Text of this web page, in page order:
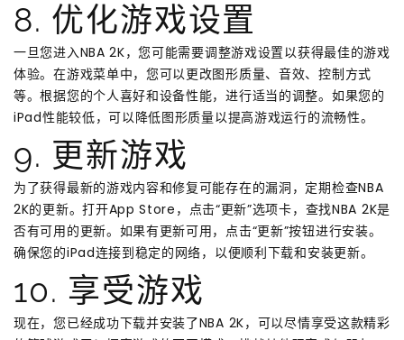
8. 优化游戏设置
一旦您进入NBA 2K，您可能需要调整游戏设置以获得最佳的游戏
体验。在游戏菜单中，您可以更改图形质量、音效、控制方式
等。根据您的个人喜好和设备性能，进行适当的调整。如果您的
iPad性能较低，可以降低图形质量以提高游戏运行的流畅性。
9. 更新游戏
为了获得最新的游戏内容和修复可能存在的漏洞，定期检查NBA
2K的更新。打开App Store，点击“更新”选项卡，查找NBA 2K是
否有可用的更新。如果有更新可用，点击“更新”按钮进行安装。
确保您的iPad连接到稳定的网络，以便顺利下载和安装更新。
10. 享受游戏
现在，您已经成功下载并安装了NBA 2K，可以尽情享受这款精彩